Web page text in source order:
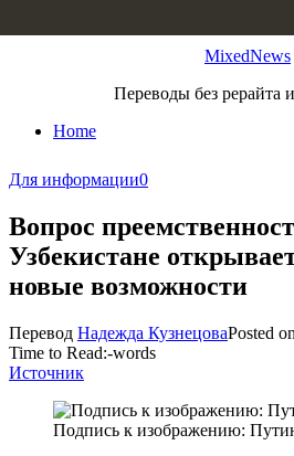
MixedNews
Переводы без рерайта
Home
Для информации0
Вопрос
Узбекистане
новые возможности
Перевод Надежда КузнецоваPosted on
Time to Read:-words
Источник
Подпись к изображению: